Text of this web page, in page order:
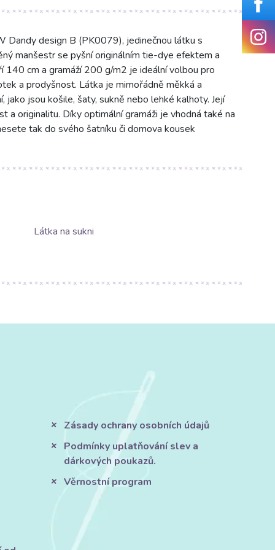
design B (PK0079), jedinečnou látku s
manšestr se pyšní originálním tie-dye efektem a
cm a gramáží 200 g/m2 je ideální volbou pro
a prodyšnost. Látka je mimořádně měkká a
jsou košile, šaty, sukně nebo lehké kalhoty. Její
a originalitu. Díky optimální gramáži je vhodná také na
tak do svého šatníku či domova kousek
Látka na sukni
Zásady ochrany osobních údajů
Podmínky uplatňování slev a
dárkových poukazů.
Věrnostní program